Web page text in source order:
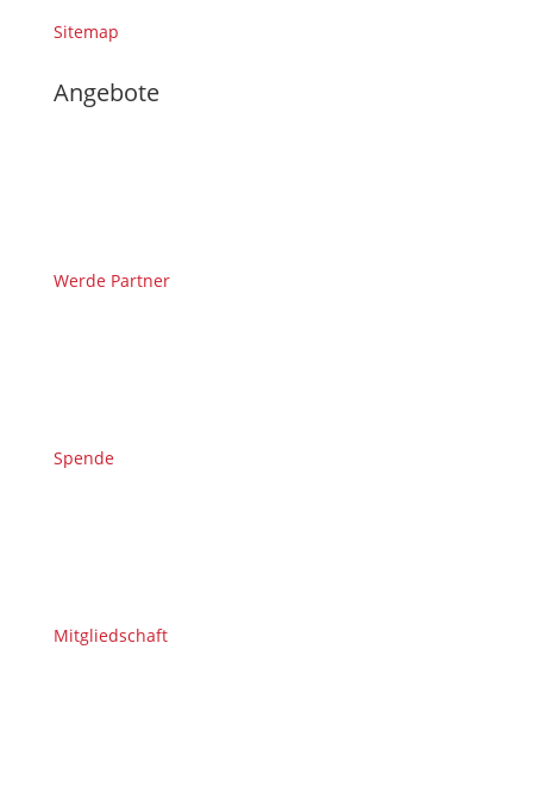
Sitemap
Angebote
Werde Partner
Spende
Mitgliedschaft